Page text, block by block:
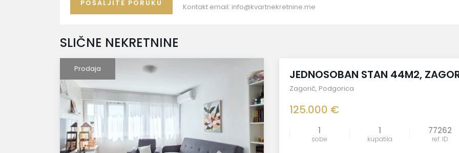
Kontakt email: info@kvartnekretnine.me
SLIČNE NEKRETNINE
Prodaja Prodaja
uporedi
JEDNOSOBAN STAN 44M2,
Zagorič, Podgorica
125.000 €
1
sobe
1
kupatila
77262
ref. ID